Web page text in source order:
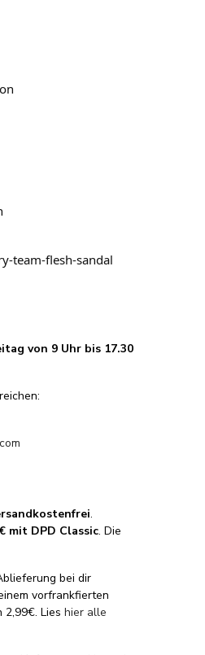
team-flesh-sandal
von 9 Uhr bis 17.30
.
mit DPD Classic. Die
bei dir
vorfrankfierten
2,99€. Lieshier alle